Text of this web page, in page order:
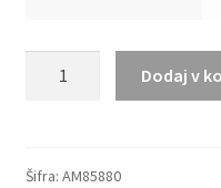
AC
Dodaj v
Šifra: AM85880